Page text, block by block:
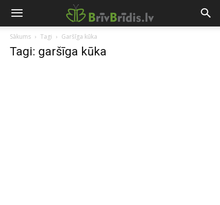
Sākums Tagi Garšīga kūka
Tagi: garšīga kūka